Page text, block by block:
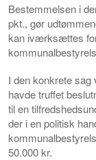
Bestemmelsen i
pkt., gør
kan iværksættes
I den konkrete sag
havde truffet
til en
der i en politisk
50.000 kr.